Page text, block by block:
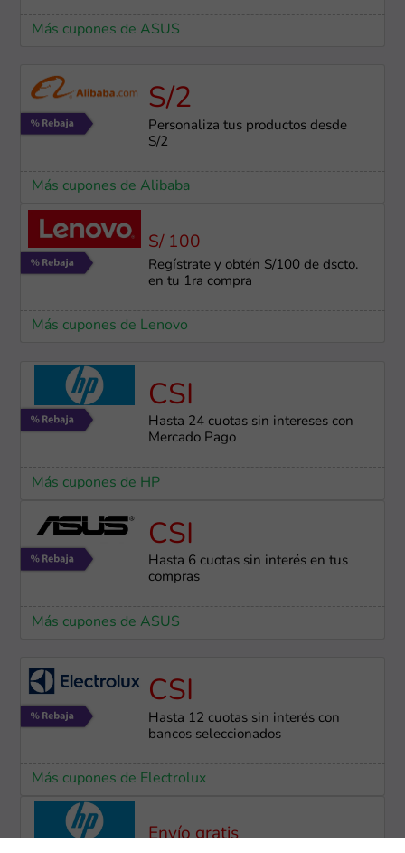
Más cupones de ASUS
S/2
Personaliza tus productos desde
S/2
Más cupones de Alibaba
S/ 100
Regístrate y obtén S/100 de dscto.
en tu 1ra compra
Más cupones de Lenovo
CSI
Hasta 24 cuotas sin intereses con
Mercado Pago
Más cupones de HP
CSI
Hasta 6 cuotas sin interés en tus
compras
Más cupones de ASUS
CSI
Hasta 12 cuotas sin interés con
bancos seleccionados
Más cupones de Electrolux
Envío gratis